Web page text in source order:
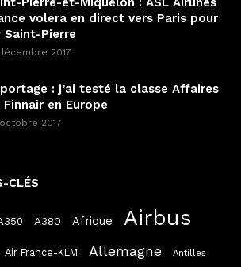
volera en direct vers Paris pour
Saint-Pierre
2017
: j’ai testé la classe Affaires
Finnair en Europe
2017
CLÉS
A380 Afrique Airbus
Air France-KLM Allemagne Antilles